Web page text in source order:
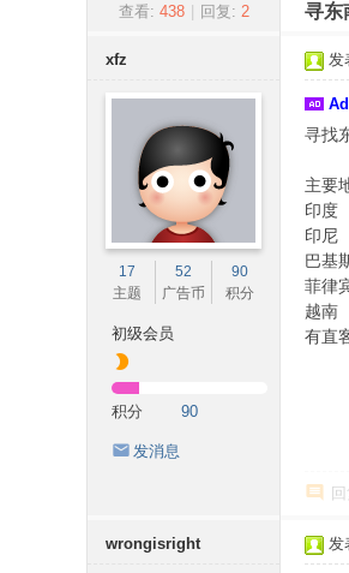
查看: 438 回复: 2 寻东
xfz
17
主题
52
广告币
90
积分
初级会员
积分 90
发消息
发
寻找
主要
印度
印尼
巴基
菲律
越南
有直
回
wrongisright 发